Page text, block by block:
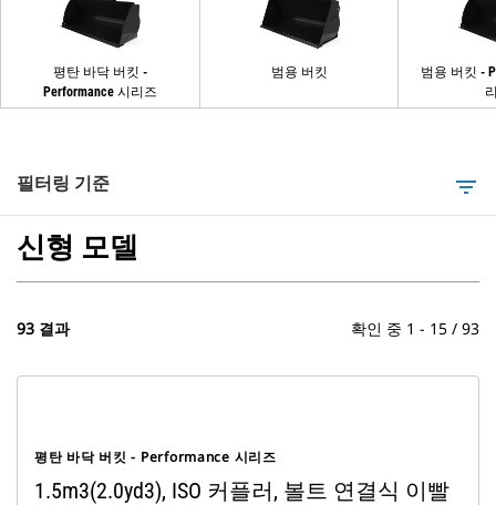
평탄 바닥 버킷 -
Performance 시리즈
범용 버킷
범용 버킷 -
필터링 기준 filter_list
신형 모델
93 결과 확인 중 1 - 15 / 93
평탄 바닥 버킷 - Performance 시리즈
1.5m3(2.0yd3), ISO 커플러, 볼트 연결식 이빨